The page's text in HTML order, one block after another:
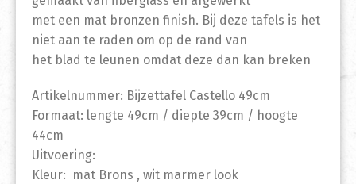
met een mat bronzen finish. Bij deze tafels is het
niet aan te raden om op de rand van
het blad te leunen omdat deze dan kan breken
Artikelnummer: Bijzettafel Castello 49cm
Formaat: lengte 49cm / diepte 39cm / hoogte
44cm
Uitvoering:
Kleur: mat Brons , wit marmer look